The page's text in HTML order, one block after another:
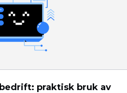
praktisk bruk av